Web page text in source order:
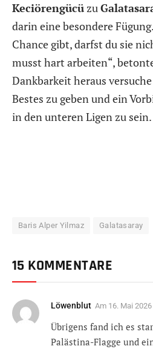
Keciörengücüzu
darin eine besondere
Chance gibt, darfst du sie
musst hart arbeiten“,
Dankbarkeit heraus
Bestes zu geben und ein
in den unteren Ligen zu sein.
Baris Alper Yilmaz Galatasaray
15 KOMMENTARE
Löwenblut Am 16. Mai 2026
Übrigens fand ich es
Palästina-Flagge und